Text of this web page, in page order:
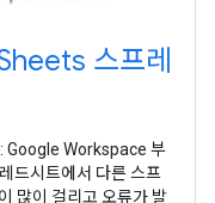
스프레
Google Workspace 부
드시트에서 다른 스프
많이 걸리고 오류가 발